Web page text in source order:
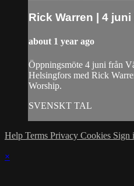
Rick Warren | 4
about 1 year ago
Öppningsmöte 4 juni från
Helsingfors med Rick
Worship.
SVENSKT TAL
Help Terms Privacy Cookies Sign
×